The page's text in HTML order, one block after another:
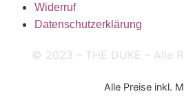
Widerruf
Datenschutzerklärung
© 2023 – THE DUKE – Alle
Alle Preise inkl.